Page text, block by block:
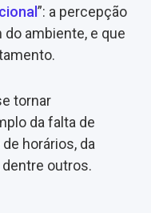
”: a percepção
ambiente, e que
tornar
da falta de
horários, da
outros.